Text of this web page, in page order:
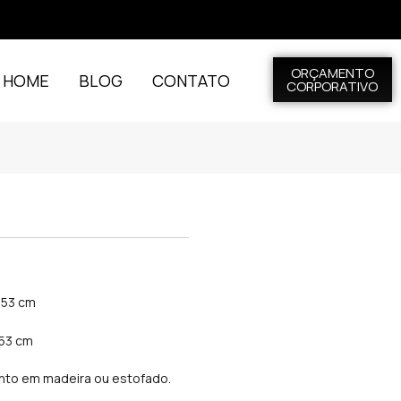
BLOG CONTATO ORÇAMENTO
CORPORATIVO
cm
cm
em madeira ou estofado.